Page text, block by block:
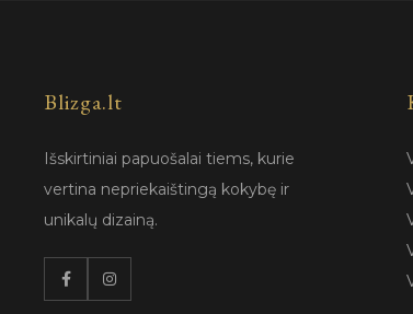
Blizga.lt
Išskirtiniai papuošalai tiems, kurie
vertina nepriekaištingą kokybę ir
unikalų dizainą.